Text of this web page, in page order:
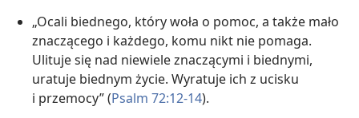
„Ocali biednego, który woła o pomoc, a także mało
znaczącego i każdego, komu nikt nie pomaga.
Ulituje się nad niewiele znaczącymi i biednymi,
uratuje biednym życie. Wyratuje ich z ucisku
i przemocy” (Psalm 72:12-14).